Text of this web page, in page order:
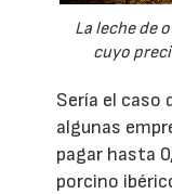
La leche de
cuyo
Sería el caso
algunas
pagar hasta
porcino